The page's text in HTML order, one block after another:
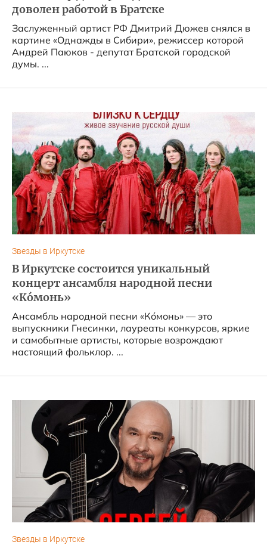
доволен работой в Братске
Заслуженный артист РФ Дмитрий Дюжев снялся в
картине «Однажды в Сибири», режиссер которой
Андрей Паюков - депутат Братской городской
думы. ...
Звезды в Иркутске
В Иркутске состоится уникальный
концерт ансамбля народной песни
«Ко́монь»
Ансамбль народной песни «Ко́монь» — это
выпускники Гнесинки, лауреаты конкурсов, яркие
и самобытные артисты, которые возрождают
настоящий фольклор. ...
Звезды в Иркутске